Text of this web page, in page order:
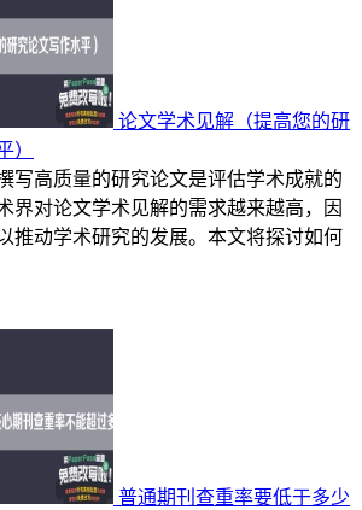
论文学术见解（提高您的研
）
写高质量的研究论文是评估学术成就的
界对论文学术见解的需求越来越高，因
推动学术研究的发展。本文将探讨如何
普通期刊查重率要低于多少